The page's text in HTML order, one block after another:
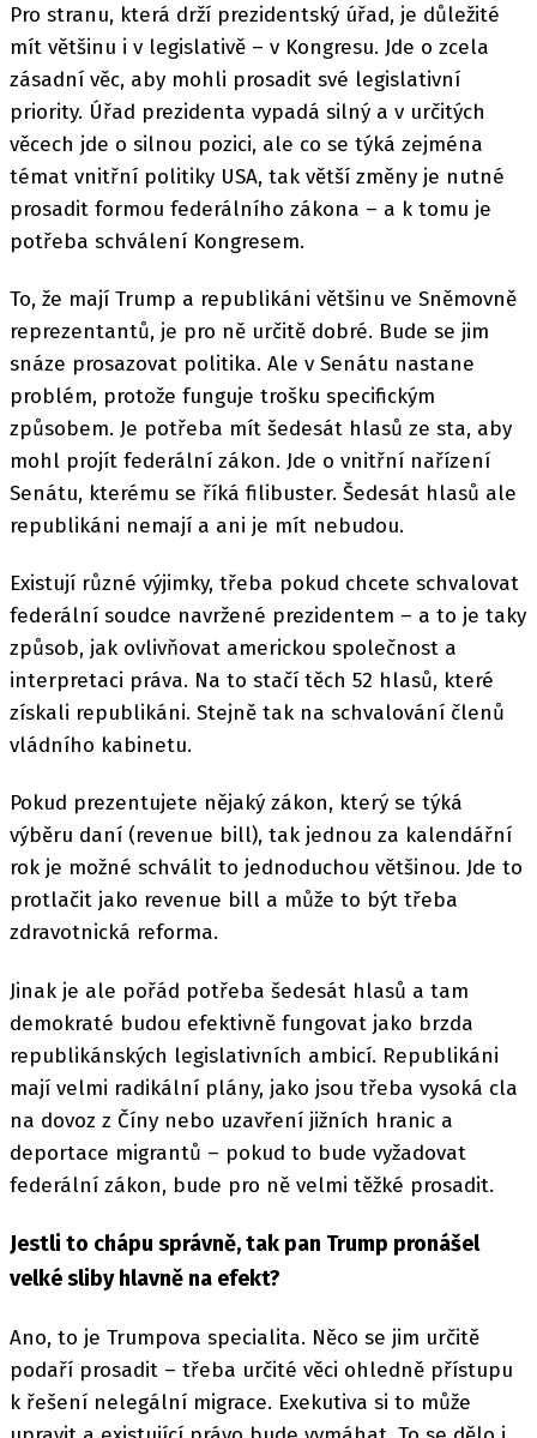
Pro stranu, která drží prezidentský úřad, je důležité
mít většinu i v legislativě – v Kongresu. Jde o zcela
zásadní věc, aby mohli prosadit své legislativní
priority. Úřad prezidenta vypadá silný a v určitých
věcech jde o silnou pozici, ale co se týká zejména
témat vnitřní politiky USA, tak větší změny je nutné
prosadit formou federálního zákona – a k tomu je
potřeba schválení Kongresem.
To, že mají Trump a republikáni většinu ve Sněmovně
reprezentantů, je pro ně určitě dobré. Bude se jim
snáze prosazovat politika. Ale v Senátu nastane
problém, protože funguje trošku specifickým
způsobem. Je potřeba mít šedesát hlasů ze sta, aby
mohl projít federální zákon. Jde o vnitřní nařízení
Senátu, kterému se říká filibuster. Šedesát hlasů ale
republikáni nemají a ani je mít nebudou.
Existují různé výjimky, třeba pokud chcete schvalovat
federální soudce navržené prezidentem – a to je taky
způsob, jak ovlivňovat americkou společnost a
interpretaci práva. Na to stačí těch 52 hlasů, které
získali republikáni. Stejně tak na schvalování členů
vládního kabinetu.
Pokud prezentujete nějaký zákon, který se týká
výběru daní (revenue bill), tak jednou za kalendářní
rok je možné schválit to jednoduchou většinou. Jde to
protlačit jako revenue bill a může to být třeba
zdravotnická reforma.
Jinak je ale pořád potřeba šedesát hlasů a tam
demokraté budou efektivně fungovat jako brzda
republikánských legislativních ambicí. Republikáni
mají velmi radikální plány, jako jsou třeba vysoká cla
na dovoz z Číny nebo uzavření jižních hranic a
deportace migrantů – pokud to bude vyžadovat
federální zákon, bude pro ně velmi těžké prosadit.
Jestli to chápu správně, tak pan Trump pronášel
velké sliby hlavně na efekt?
Ano, to je Trumpova specialita. Něco se jim určitě
podaří prosadit – třeba určité věci ohledně přístupu
k řešení nelegální migrace. Exekutiva si to může